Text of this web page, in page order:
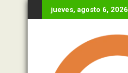
al
jueves, agosto 6, 2026